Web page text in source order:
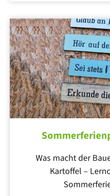
Was macht der
Kartoffel –